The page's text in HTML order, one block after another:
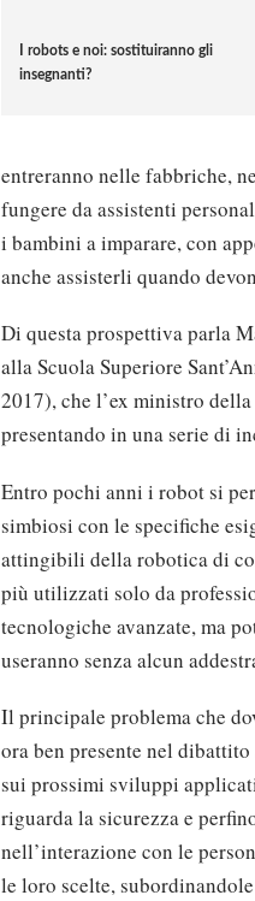
I robots e noi: sostituiranno gli
insegnanti?
entreranno nelle fabbriche,
fungere da assistenti
i bambini a imparare, con
anche assisterli quando
Di questa prospettiva parla
alla Scuola Superiore
2017), che l’ex ministro
presentando in una serie di
Entro pochi anni i robot si
simbiosi con le specifiche
attingibili della robotica di
più utilizzati solo da
tecnologiche avanzate, ma
useranno senza alcun
Il principale problema che
ora ben presente nel
sui prossimi sviluppi
riguarda la sicurezza e
nell’interazione con le
le loro scelte,